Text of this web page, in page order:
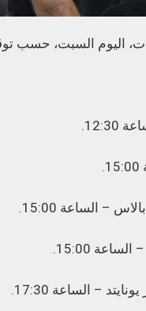
اليوم السبت، حسب
– الساعة 15:00.
15:00.
– الساعة 17:30.